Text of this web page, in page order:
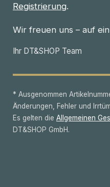
Registrierung.
Wir freuen uns – auf
Ihr DT&SHOP Team
* Ausgenommen
Änderungen, Fehler und
Es gelten die Allgemeinen
DT&SHOP GmbH.